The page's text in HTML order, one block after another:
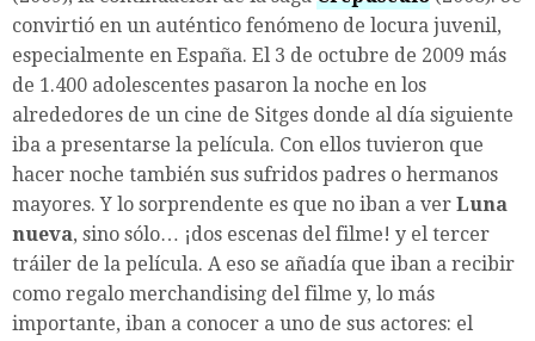
convirtió en un auténtico fenómeno de locura juvenil,
especialmente en España. El 3 de octubre de 2009 más
de 1.400 adolescentes pasaron la noche en los
alrededores de un cine de Sitges donde al día siguiente
iba a presentarse la película. Con ellos tuvieron que
hacer noche también sus sufridos padres o hermanos
mayores. Y lo sorprendente es que no iban a ver Luna
nueva, sino sólo… ¡dos escenas del filme! y el tercer
tráiler de la película. A eso se añadía que iban a recibir
como regalo merchandising del filme y, lo más
importante, iban a conocer a uno de sus actores: el